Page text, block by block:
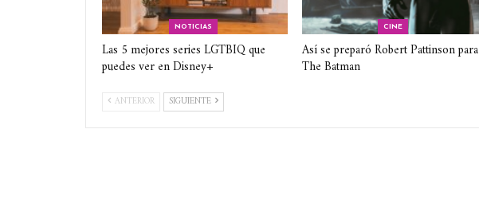
NOTICIAS
Las 5 mejores series LGTBIQ que
puedes ver en Disney+
CINE
Así se preparó Robert Pattinson para
The Batman
ANTERIOR SIGUIENTE